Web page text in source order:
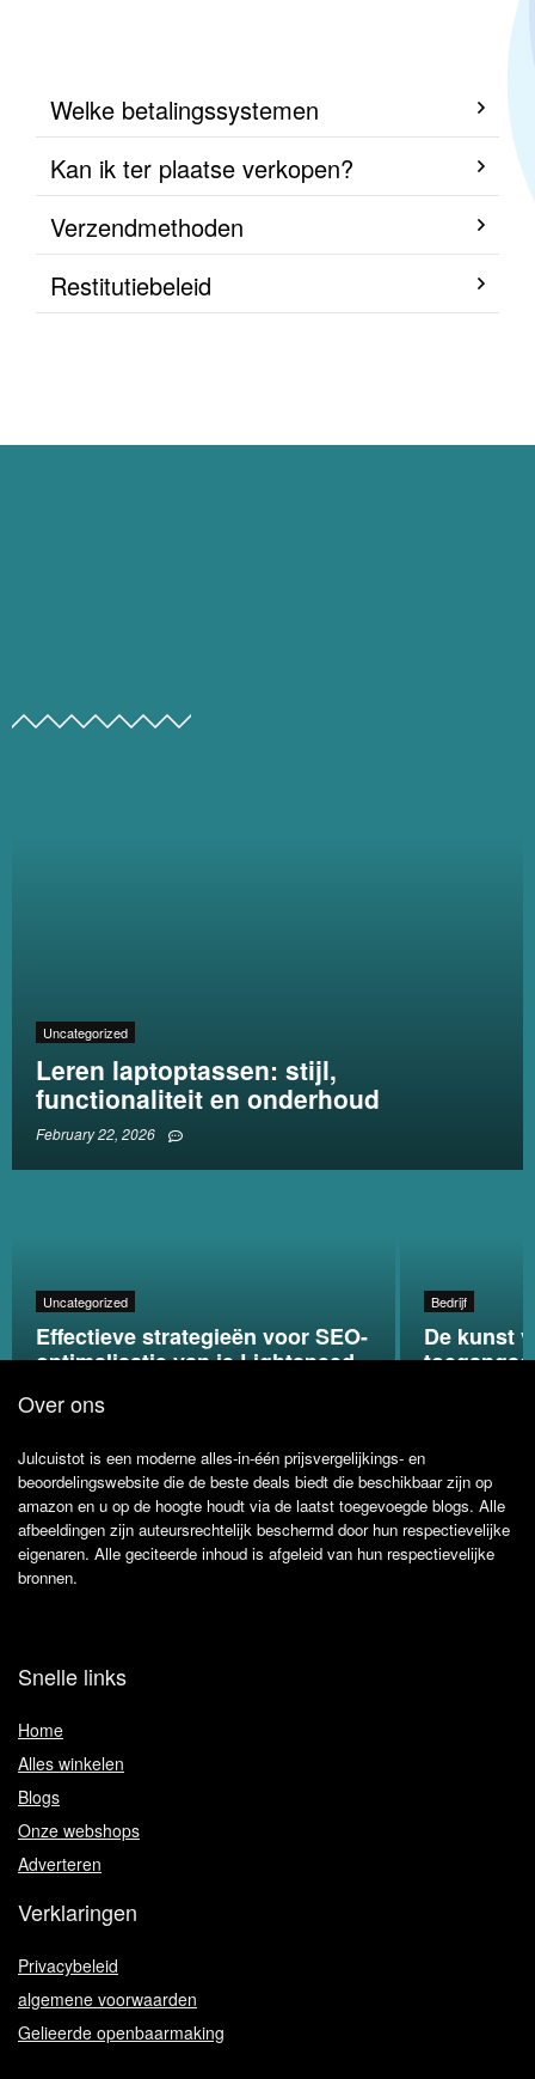
Welke betalingssystemen
Kan ik ter plaatse verkopen?
Verzendmethoden
Restitutiebeleid
Uncategorized
Leren laptoptassen: stijl,
functionaliteit en onderhoud
February 22, 2026
Uncategorized
Effectieve strategieën voor SEO-
optimalisatie van je Lightspeed
Bedrijf
De kunst
Over ons
Julcuistot is een moderne alles-in-één prijsvergelijkings- en
beoordelingswebsite die de beste deals biedt die beschikbaar zijn op
amazon en u op de hoogte houdt via de laatst toegevoegde blogs. Alle
afbeeldingen zijn auteursrechtelijk beschermd door hun respectievelijke
eigenaren. Alle geciteerde inhoud is afgeleid van hun respectievelijke
bronnen.
Snelle links
Home
Alles winkelen
Blogs
Onze webshops
Adverteren
Verklaringen
Privacybeleid
algemene voorwaarden
Gelieerde openbaarmaking